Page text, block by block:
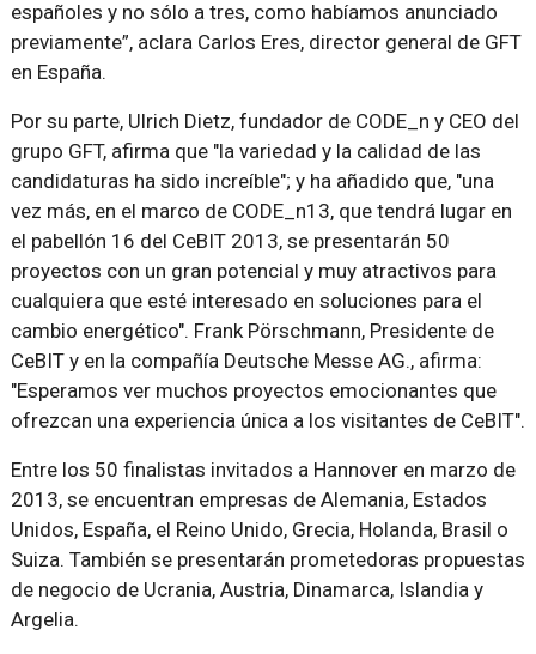
españoles y no sólo a tres, como habíamos anunciado
previamente”, aclara Carlos Eres, director general de GFT
en España.
Por su parte, Ulrich Dietz, fundador de CODE_n y CEO del
grupo GFT, afirma que "la variedad y la calidad de las
candidaturas ha sido increíble"; y ha añadido que, "una
vez más, en el marco de CODE_n13, que tendrá lugar en
el pabellón 16 del CeBIT 2013, se presentarán 50
proyectos con un gran potencial y muy atractivos para
cualquiera que esté interesado en soluciones para el
cambio energético". Frank Pörschmann, Presidente de
CeBIT y en la compañía Deutsche Messe AG., afirma:
"Esperamos ver muchos proyectos emocionantes que
ofrezcan una experiencia única a los visitantes de CeBIT".
Entre los 50 finalistas invitados a Hannover en marzo de
2013, se encuentran empresas de Alemania, Estados
Unidos, España, el Reino Unido, Grecia, Holanda, Brasil o
Suiza. También se presentarán prometedoras propuestas
de negocio de Ucrania, Austria, Dinamarca, Islandia y
Argelia.